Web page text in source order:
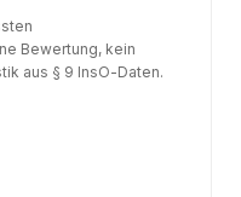
Bewertung, kein
aus § 9 InsO-Daten.